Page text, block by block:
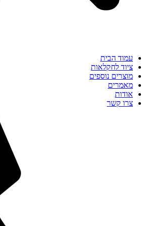
עמוד הבית
ציוד לחקלאות
מוצרים נוספים
מאמרים
אודות
צרו קשר